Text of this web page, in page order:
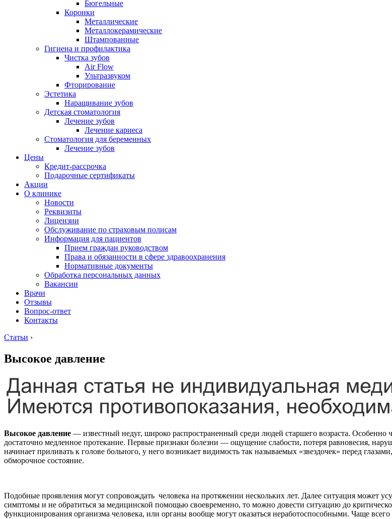
Бюгельные
Коронки
Металлические
Металлокерамические
Штампованные
Гигиена и профилактика
Чистка зубов
Air Flow
Ультразвуком
Фторирование
Эстетика
Наращивание зубов
Детская стоматология
Лечение зубов
Лечение кариеса
Стоматология для беременных
Лечение зубов
Цены
Кредит-рассрочка
Подарочные сертификаты
Акции
О клинике
Новости
Реквизиты
Лицензии
Обслуживание по страховым полисам
Информация для пациентов
Прием граждан руководством
Права и обязанности в сфере здравоохранения
Нормативные документы
Обработка персональных данных
Вакансии
Врачи
Отзывы
Вопрос-ответ
Контакты
Статьи ›
Высокое давление
Высокое давление — известный недуг, широко распространенный среди людей старшего возраста.
достаточно медленное протекание. Первые признаки болезни — ощущение слабости, потеря равновесия,
начинает приливать к голове больного, у него возникает видимость так называемых «звездочек» перед
обморочное состояние.
Подобные проявления могут сопровождать человека на протяжении нескольких лет. Далее ситуация может
симптомы и не обратиться за медицинской помощью своевременно, то можно довести ситуацию до
функционирования организма человека, или органы вообще могут оказаться неработоспособными. Чаще всего